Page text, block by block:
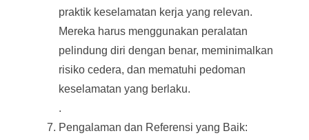
praktik keselamatan kerja yang relevan.
Mereka harus menggunakan peralatan
pelindung diri dengan benar, meminimalkan
risiko cedera, dan mematuhi pedoman
keselamatan yang berlaku.
.
Pengalaman dan Referensi yang Baik: